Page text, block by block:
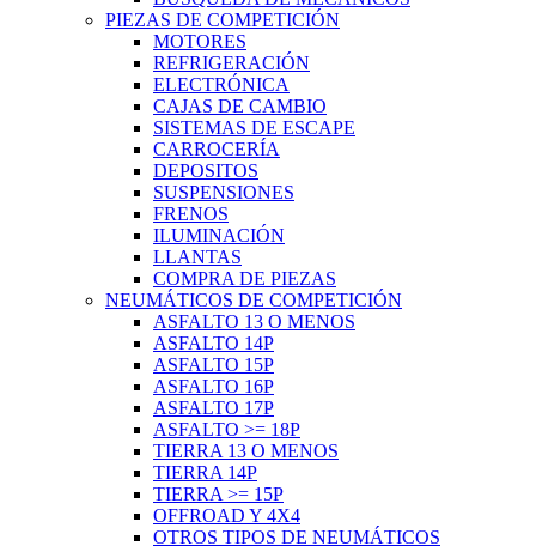
PIEZAS DE COMPETICIÓN
MOTORES
REFRIGERACIÓN
ELECTRÓNICA
CAJAS DE CAMBIO
SISTEMAS DE ESCAPE
CARROCERÍA
DEPOSITOS
SUSPENSIONES
FRENOS
ILUMINACIÓN
LLANTAS
COMPRA DE PIEZAS
NEUMÁTICOS DE COMPETICIÓN
ASFALTO 13 O MENOS
ASFALTO 14P
ASFALTO 15P
ASFALTO 16P
ASFALTO 17P
ASFALTO >= 18P
TIERRA 13 O MENOS
TIERRA 14P
TIERRA >= 15P
OFFROAD Y 4X4
OTROS TIPOS DE NEUMÁTICOS